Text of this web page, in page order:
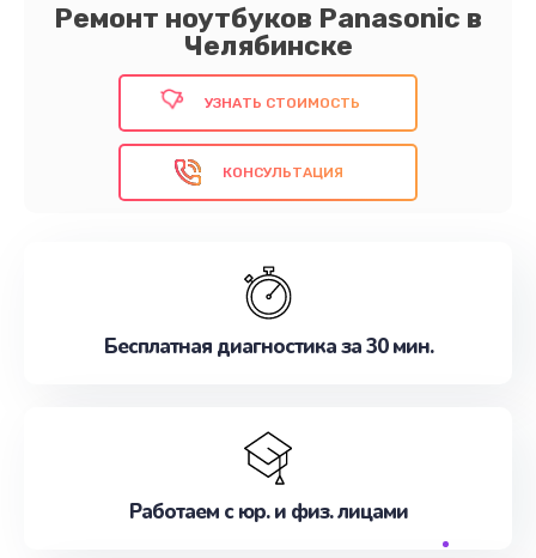
Ремонт ноутбуков Panasonic в
Челябинске
сложности. Мы осуществляем полную
диагностику устройства перед началом работ
и используем только оригинальные запчасти,
работоспособность вашего ноутбука. Наш
центр удерживает доступные цены и дает
УЗНАТЬ СТОИМОСТЬ
КОНСУЛЬТАЦИЯ
Бесплатная диагностика за 30 мин.
Работаем с юр. и физ. лицами